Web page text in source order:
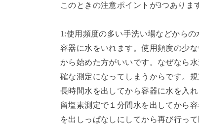
このときの注意ポイントが3つありま
1:使用頻度の多い手洗い場などから
容器に水をいれます。使用頻度の少
から始めた方がいいです。なぜなら
確な測定になってしまうからです。
長時間水を出してから容器に水を入
留塩素測定で１分間水を出してから
を出しっぱなしにしてから再び行っ